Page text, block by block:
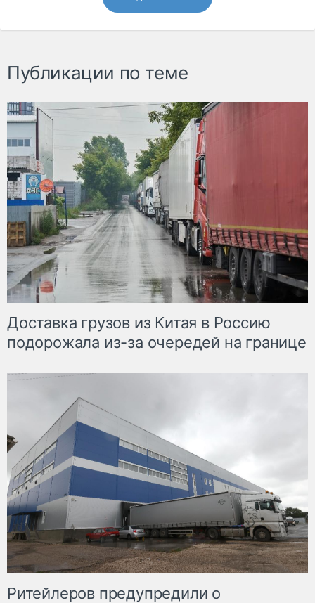
Публикации по теме
Доставка грузов из Китая в Россию
подорожала из-за очередей на границе
Ритейлеров предупредили о